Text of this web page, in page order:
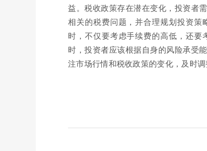
益。税收政策存在潜在变化，投资者
相关的税费问题，并合理规划投资
时，不仅要考虑手续费的高低，还
时，投资者应该根据自身的风险承受
注市场行情和税收政策的变化，及时调